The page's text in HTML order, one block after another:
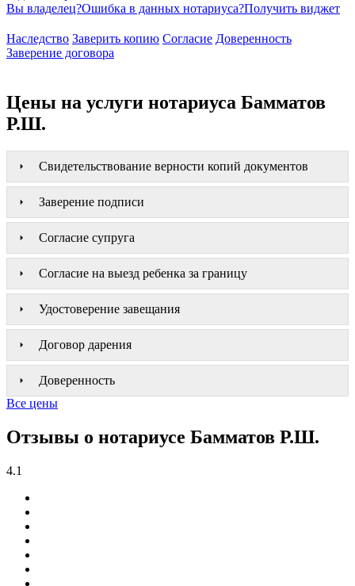
Вы владелец?Ошибка в данных нотариуса?Получить виджет
Наследство Заверить копию Согласие Доверенность
Заверение договора
Цены на услуги нотариуса Бамматов
Р.Ш.
Свидетельствование верности копий документов
Заверение подписи
Согласие супруга
Согласие на выезд ребенка за границу
Удостоверение завещания
Договор дарения
Доверенность
Все цены
Отзывы о нотариусе Бамматов Р.Ш.
4.1